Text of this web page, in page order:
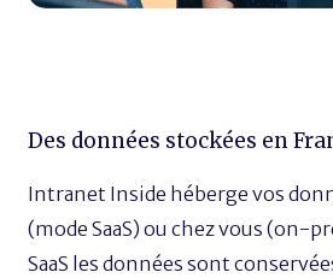
Des données stockées en
Intranet Inside héberge vos
(mode SaaS) ou chez vous (on-
SaaS les données sont